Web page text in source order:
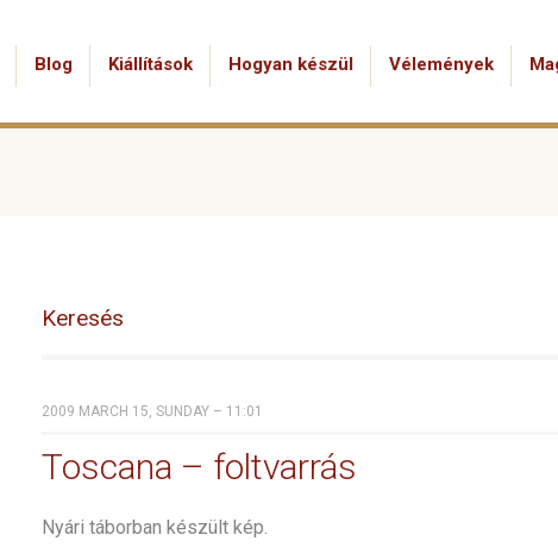
Blog Kiállítások Hogyan készül Vélemények
Keresés
2009 MARCH 15, SUNDAY – 11:01
Toscana – foltvarrás
Nyári táborban készült kép.